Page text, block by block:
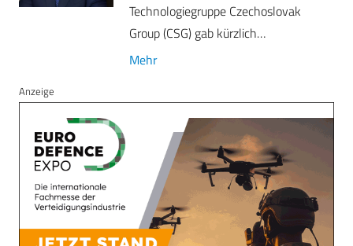
Technologiegruppe Czechoslovak
Group (CSG) gab kürzlich…
Mehr
Anzeige